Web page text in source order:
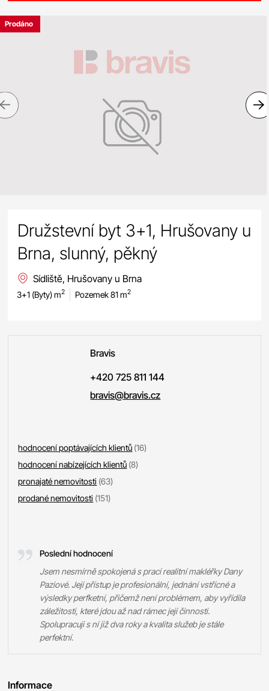
Prodáno
Družstevní byt 3+1, Hrušovany u
Brna, slunný, pěkný
Sídliště, Hrušovany u Brna
3+1 (Byty) m2 Pozemek 81 m2
Bravis
+420 725 811 144
bravis@bravis.cz
hodnocení poptávajících klientů (16)
hodnocení nabízejících klientů (8)
pronajaté nemovitosti (63)
prodané nemovitosti (151)
Poslední hodnocení
Jsem nesmírně spokojená s prací realitní makléřky Dany
Paziové. Její přístup je profesionální, jednání vstřícné a
výsledky perfketní, přičemž není problémem, aby vyřídila
záležitosti, které jdou až nad rámec její činnosti.
Spolupracuji s ní již dva roky a kvalita služeb je stále
perfektní.
Informace